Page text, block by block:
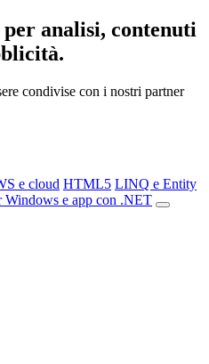
analisi, contenuti
condivise con i nostri partner
e cloud HTML5 LINQ e Entity
Windows e app con .NET